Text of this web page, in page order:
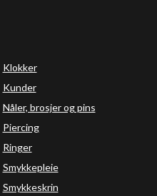
Klokker
Kunder
Nåler, brosjer og pins
Piercing
Ringer
Smykkepleie
Smykkeskrin